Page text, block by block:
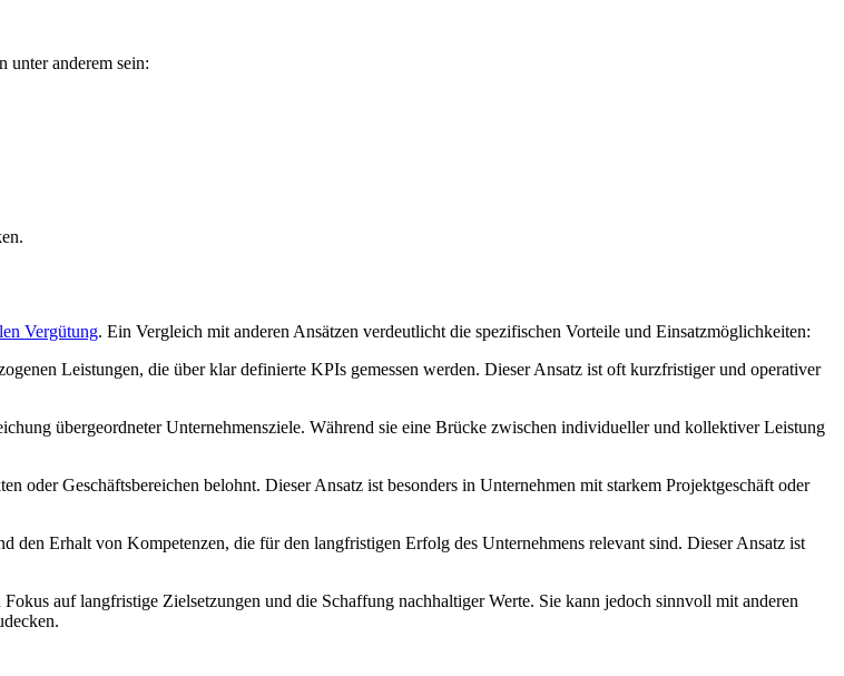
unter anderem sein:
Vergütung. Ein Vergleich mit anderen Ansätzen verdeutlicht die spezifischen Vorteile und Einsatzmöglichkeiten:
Leistungen, die über klar definierte KPIs gemessen werden. Dieser Ansatz ist oft kurzfristiger und operativer
übergeordneter Unternehmensziele. Während sie eine Brücke zwischen individueller und kollektiver Leistung
oder Geschäftsbereichen belohnt. Dieser Ansatz ist besonders in Unternehmen mit starkem Projektgeschäft oder
den Erhalt von Kompetenzen, die für den langfristigen Erfolg des Unternehmens relevant sind. Dieser Ansatz ist
auf langfristige Zielsetzungen und die Schaffung nachhaltiger Werte. Sie kann jedoch sinnvoll mit anderen